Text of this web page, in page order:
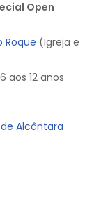
Open
Roque (Igreja e
aos 12 anos
Alcântara